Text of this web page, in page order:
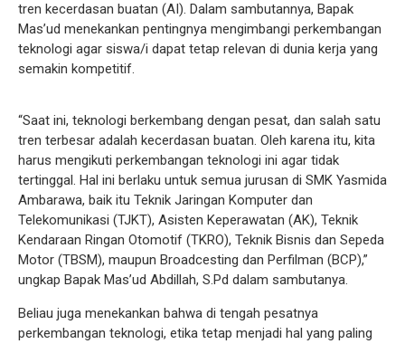
tren kecerdasan buatan (AI). Dalam sambutannya, Bapak
Mas’ud menekankan pentingnya mengimbangi perkembangan
teknologi agar siswa/i dapat tetap relevan di dunia kerja yang
semakin kompetitif.
“Saat ini, teknologi berkembang dengan pesat, dan salah satu
tren terbesar adalah kecerdasan buatan. Oleh karena itu, kita
harus mengikuti perkembangan teknologi ini agar tidak
tertinggal. Hal ini berlaku untuk semua jurusan di SMK Yasmida
Ambarawa, baik itu Teknik Jaringan Komputer dan
Telekomunikasi (TJKT), Asisten Keperawatan (AK), Teknik
Kendaraan Ringan Otomotif (TKRO), Teknik Bisnis dan Sepeda
Motor (TBSM), maupun Broadcesting dan Perfilman (BCP),”
ungkap Bapak Mas’ud Abdillah, S.Pd dalam sambutanya.
Beliau juga menekankan bahwa di tengah pesatnya
perkembangan teknologi, etika tetap menjadi hal yang paling